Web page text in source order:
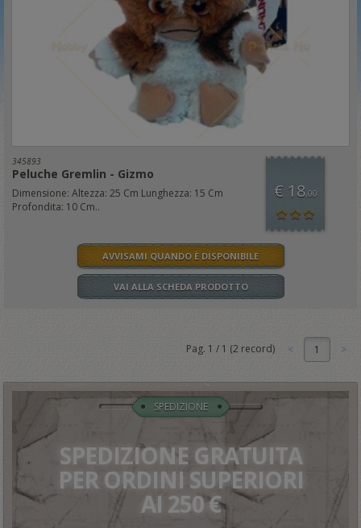
345893
Peluche Gremlin - Gizmo
Dimensione: Altezza: 25 Cm Lunghezza: 15 Cm
Profondita: 10 Cm..
€ 18,00
AVVISAMI QUANDO È DISPONIBILE
VAI ALLA SCHEDA PRODOTTO
Pag. 1 / 1 (2 record) 1
SPEDIZIONE
SPEDIZIONE GRATUITA
PER ORDINI SUPERIORI
AI 250 €